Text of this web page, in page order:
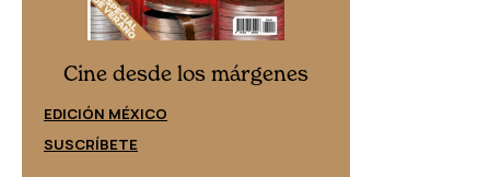
Cine desde los márgenes
EDICIÓN MÉXICO
SUSCRÍBETE